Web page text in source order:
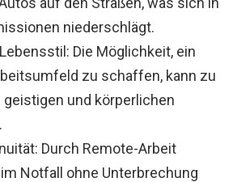
niederschlägt.
Die Möglichkeit, ein
zu schaffen, kann zu
und körperlichen
Durch Remote-Arbeit
Notfall ohne Unterbrechung